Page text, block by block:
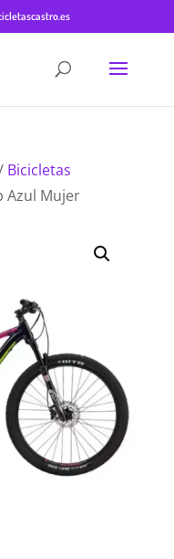
Bicicletas
Azul Mujer